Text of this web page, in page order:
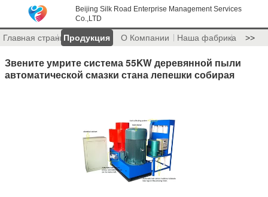
Beijing Silk Road Enterprise Management Services
Co.,LTD
Главная страницаПродукция О Компании Наша фабрика >>
Звените умрите система 55KW деревянной пыли
автоматической смазки стана лепешки собирая